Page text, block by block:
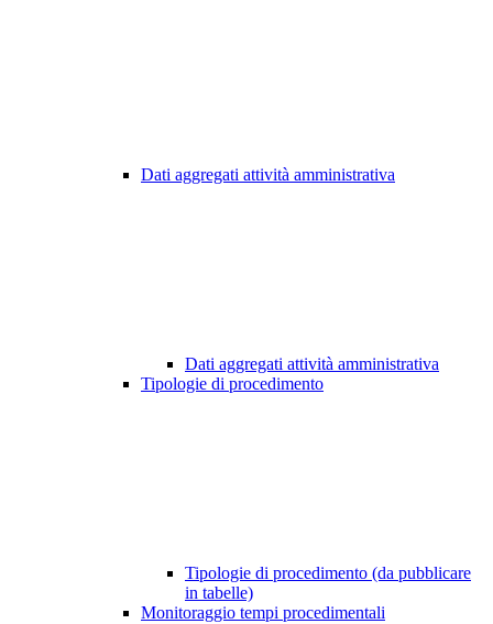
Dati aggregati attività amministrativa
Dati aggregati attività amministrativa
Tipologie di procedimento
Tipologie di procedimento (da pubblicare
in tabelle)
Monitoraggio tempi procedimentali